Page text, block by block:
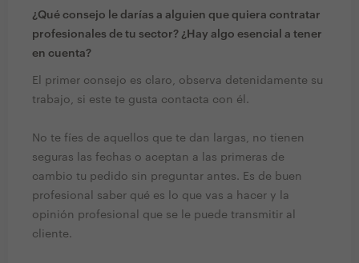
¿Qué consejo le darías a alguien que quiera contratar
profesionales de tu sector? ¿Hay algo esencial a tener
en cuenta?
El primer consejo es claro, observa detenidamente su
trabajo, si este te gusta contacta con él.
No te fíes de aquellos que te dan largas, no tienen
seguras las fechas o aceptan a las primeras de
cambio tu pedido sin preguntar antes. Es de buen
profesional saber qué es lo que vas a hacer y la
opinión profesional que se le puede transmitir al
cliente.